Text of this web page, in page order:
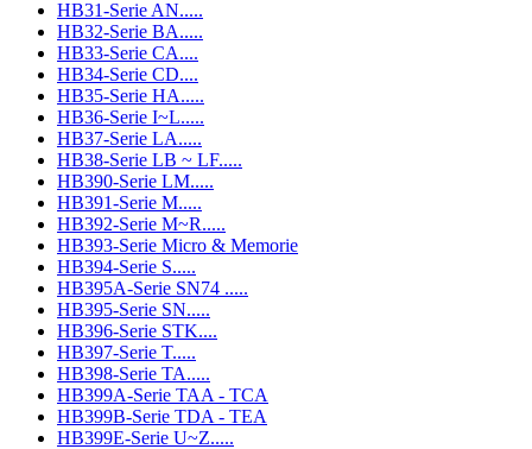
HB31-Serie AN.....
HB32-Serie BA.....
HB33-Serie CA....
HB34-Serie CD....
HB35-Serie HA.....
HB36-Serie I~L.....
HB37-Serie LA.....
HB38-Serie LB ~ LF.....
HB390-Serie LM.....
HB391-Serie M.....
HB392-Serie M~R.....
HB393-Serie Micro & Memorie
HB394-Serie S.....
HB395A-Serie SN74 .....
HB395-Serie SN.....
HB396-Serie STK....
HB397-Serie T.....
HB398-Serie TA.....
HB399A-Serie TAA - TCA
HB399B-Serie TDA - TEA
HB399E-Serie U~Z.....